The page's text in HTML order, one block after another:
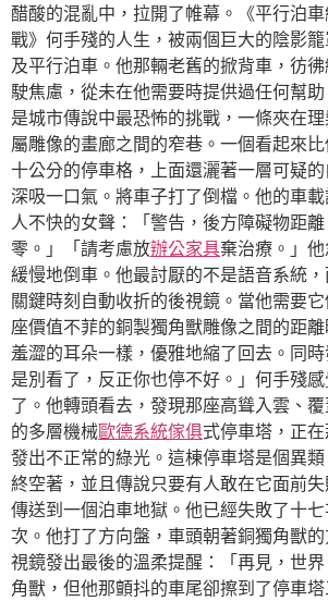
醋酸的混亂中，拉開了帷幕。《平行泊
戰》何手殘的人生，被兩個巨大的陰影
及平行泊車。他那輛老舊的掀背車，彷
駛焦慮，從未在他需要時提供過任何幫
是城市傳說中最恐怖的挑戰，一條夾在
屬雕像的畫廊之間的窄巷。一個看起來
十公分的停車格，上面還灑著一層可疑
深吸一口氣。將車子打了倒檔。他的車
人不快的女聲：「警告，後方障礙物距
零。」「請考慮放辦公家具棄治療。」
緩慢地倒車。他最討厭的不是語音系統
關鍵時刻自動收折的後視鏡。當他需要
座價值不菲的銅製獨角獸雕像之間的距
羞澀的耳朵一樣，優雅地縮了回去。同
是別看了，反正你也停不好。」何手殘
了。他轉頭看去，發現那座高聳入雲、
的多層機械歐德系統傢俱式停車塔，正
發出不正常的綠光。這棟停車塔是個異
終空著，並且傳說只要有人敢在它面前
傳送到一個泊車地獄。他已經失敗了十
次。他打了方向盤，車頭朝著銅獨角獸
視鏡發出最後的溫柔提醒：「再見，世
角獸，但他那顫抖的車尾卻擦到了停車